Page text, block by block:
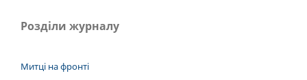
Розділи журналу
Митці на фронті